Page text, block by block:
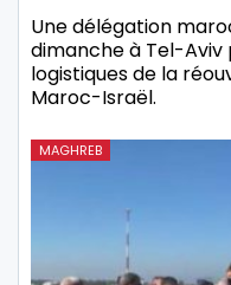
Une délégation
dimanche à Tel-
logistiques de la
Maroc-Israël.
MAGHREB